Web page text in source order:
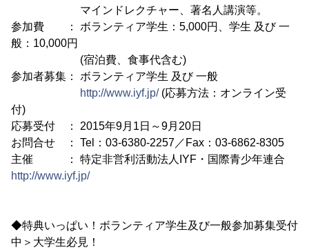
マインドレクチャー、著名人講演等。
参加費 ： ボランティア学生：5,000円、学生 及び 一
般：10,000円
(宿泊費、食事代含む)
参加者募集： ボランティア学生 及び 一般
http://www.iyf.jp/(応募方法：オンライン受
付)
応募受付 ： 2015年9月1日～9月20日
お問合せ ： Tel：03-6380-2257／Fax：03-6862-8305
主催 ： 特定非営利活動法人IYF・国際青少年連合
http://www.iyf.jp/
◆特典いっぱい！ボランティア学生及び一般参加募集受付
中＞大学生必見！